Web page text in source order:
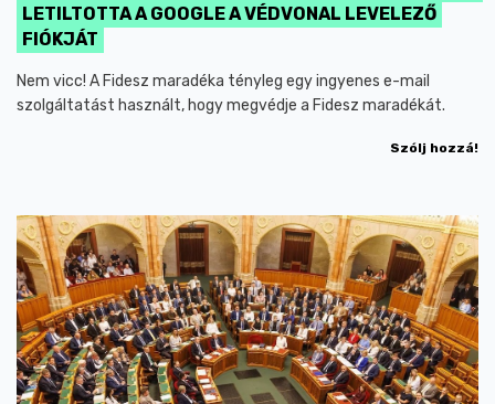
LETILTOTTA A GOOGLE A VÉDVONAL LEVELEZŐ
FIÓKJÁT
Nem vicc! A Fidesz maradéka tényleg egy ingyenes e-mail
szolgáltatást használt, hogy megvédje a Fidesz maradékát.
Szólj hozzá!